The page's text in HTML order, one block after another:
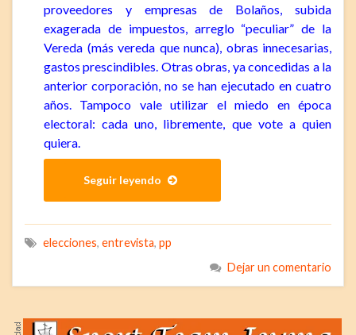
proveedores y empresas de Bolaños, subida
exagerada de impuestos, arreglo “peculiar” de la
Vereda (más vereda que nunca), obras innecesarias,
gastos prescindibles. Otras obras, ya concedidas a la
anterior corporación, no se han ejecutado en cuatro
años. Tampoco vale utilizar el miedo en época
electoral: cada uno, libremente, que vote a quien
quiera.
Seguir leyendo
elecciones, entrevista, pp
Dejar un comentario